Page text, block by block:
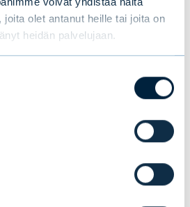
joita olet antanut heille tai joita on
heidän palvelujaan.